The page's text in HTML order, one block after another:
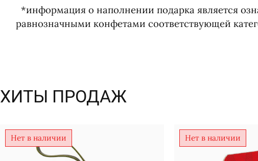
*информация о наполнении подарка является
равнозначными конфетами соответствующей
ХИТЫ ПРОДАЖ
Нет в наличии Нет в наличии